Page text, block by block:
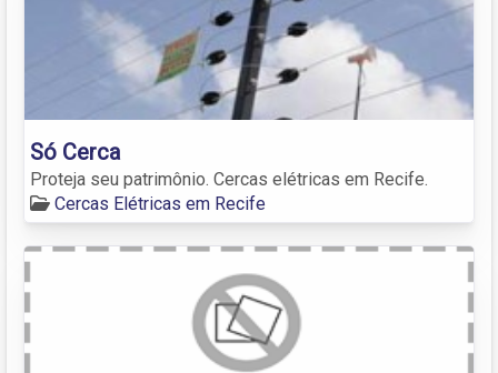
Só Cerca
Proteja seu patrimônio. Cercas elétricas em Recife.
Cercas Elétricas em Recife